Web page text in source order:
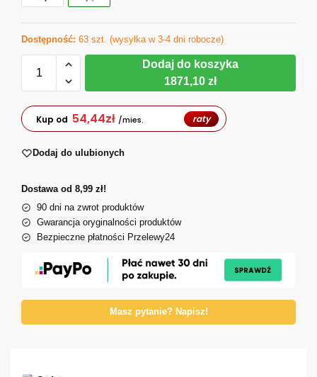
Dostępność: 63 szt. (wysyłka w 3-4 dni robocze)
Dodaj do koszyka
1871,10 zł
Kup od 54,44zł /mies. raty
Dodaj do ulubionych
Dostawa od 8,99 zł!
90 dni na zwrot produktów
Gwarancja oryginalności produktów
Bezpieczne płatności Przelewy24
Masz pytanie? Napisz!